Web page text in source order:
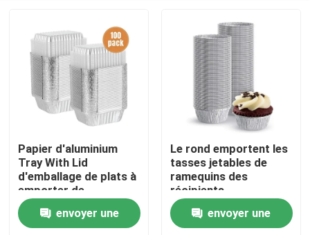
Maison
Produits
Vidéos
Papier d'aluminium
Tray With Lid
d'emballage de plats à
emporter de
conteneurs de
nourriture de papier
d'aluminium de
envoyer une
Le rond emportent les
tasses jetables de
ramequins des
récipients
alimentaires 130ml de
papier d'aluminium
envoyer une